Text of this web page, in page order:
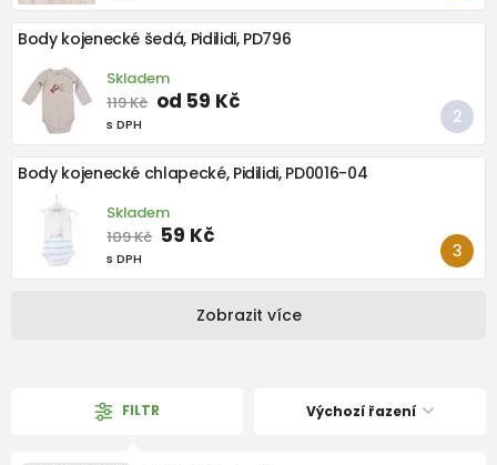
Body kojenecké šedá, Pidilidi, PD796
Skladem
119 Kč od 59 Kč
s DPH
Body kojenecké chlapecké, Pidilidi, PD0016-04
Skladem
109 Kč 59 Kč
s DPH
Zobrazit více
FILTR Výchozí řazení